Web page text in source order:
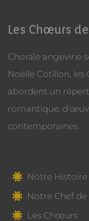
Les Chœurs
Chorale angevine
Noëlle Cotillon,
abordent un
romantique,
contemporaines.
Notre Histoire
Notre Chef
Les Chœurs